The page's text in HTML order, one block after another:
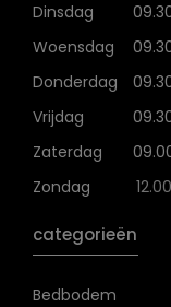
Dinsdag
Woensdag
Donderdag
Vrijdag
Zaterdag
Zondag
categorieën
Bedbodem